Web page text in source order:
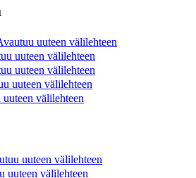
uuteen välilehteen
uuteen välilehteen
uuteen välilehteen
uuteen välilehteen
välilehteen
uuteen välilehteen
uuteen välilehteen